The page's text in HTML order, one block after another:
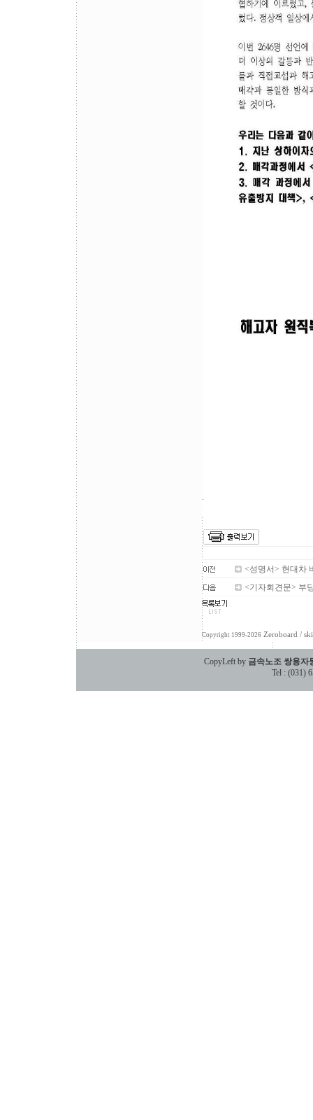
<성명서> 현대차
<기자회견문> 부
Copyright 1999-2026 Zeroboard /
CopyLeft by 금속노조 쌍용자
Tel : (031)